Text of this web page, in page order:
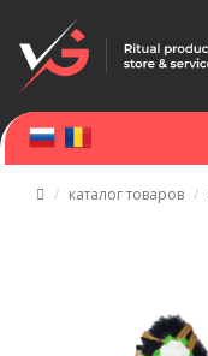
каталог товаров